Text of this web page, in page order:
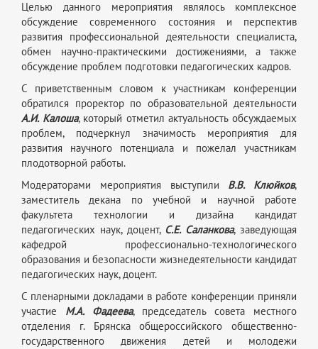
Целью данного мероприятия являлось комплексное
обсуждение современного состояния и перспектив
развития профессиональной деятельности специалиста,
обмен научно-практическими достижениями, а также
обсуждение проблем подготовки педагогических кадров.
С приветственным словом к участникам конференции
обратился проректор по образовательной деятельности
А.И. Калоша, который отметил актуальность обсуждаемых
проблем, подчеркнул значимость мероприятия для
развития научного потенциала и пожелал участникам
плодотворной работы.
Модераторами мероприятия выступили В.В. Клюйков,
заместитель декана по учебной и научной работе
факультета технологии и дизайна кандидат
педагогических наук, доцент, С.Е. Саланкова, заведующая
кафедрой профессионально-технологического
образования и безопасности жизнедеятельности кандидат
педагогических наук, доцент.
С пленарными докладами в работе конференции приняли
участие М.А. Фадеева, председатель совета местного
отделения г. Брянска общероссийского общественно-
государственного движения детей и молодежи